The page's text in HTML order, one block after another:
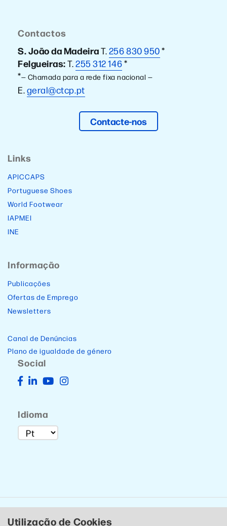
Contactos
S. João da MadeiraT.256 830 950*
Felgueiras:T.255 312 146*
*— Chamada para a rede fixa nacional —
E.geral@ctcp.pt
Contacte-nos
Links
APICCAPS
Portuguese Shoes
World Footwear
IAPMEI
INE
Informação
Publicações
Ofertas de Emprego
Newsletters
Canal de Denúncias
Plano de igualdade de género
Social
Idioma
Utilização de Cookies